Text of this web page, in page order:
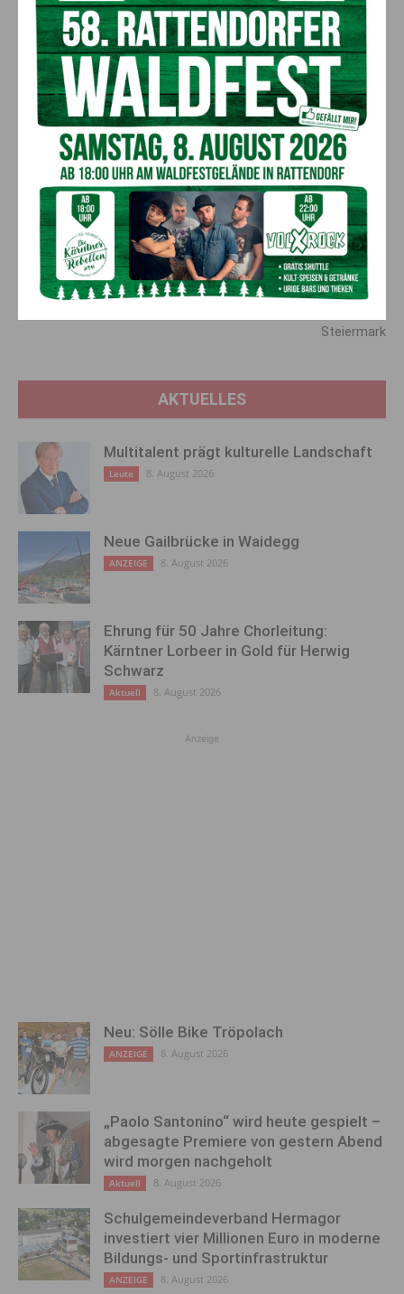
Weissensee Schifffahrt Müller GmbH
Naturpark Weissensee, Mösel 2
9714 Stockenboi
0660/65 80 667
info@schifffahrt-mueller.at
http://www.weissensee-schifffahrt.at
Vorheriger Artikel
Volksschule Tröpolach setzt
Nächster Artikel
Tsuchinshan-Atlas“: Kometen-
Steiermark
AKTUELLES
Multitalent prägt kulturelle Landschaft
Leute 8. August 2026
Neue Gailbrücke in Waidegg
ANZEIGE 8. August 2026
Ehrung für 50 Jahre Chorleitung:
Kärntner Lorbeer in Gold für Herwig
Schwarz
Aktuell 8. August 2026
Anzeige
Neu: Sölle Bike Tröpolach
ANZEIGE 8. August 2026
„Paolo Santonino“ wird heute gespielt –
abgesagte Premiere von gestern Abend
wird morgen nachgeholt
Aktuell 8. August 2026
Schulgemeindeverband Hermagor
investiert vier Millionen Euro in moderne
Bildungs- und Sportinfrastruktur
ANZEIGE 8. August 2026